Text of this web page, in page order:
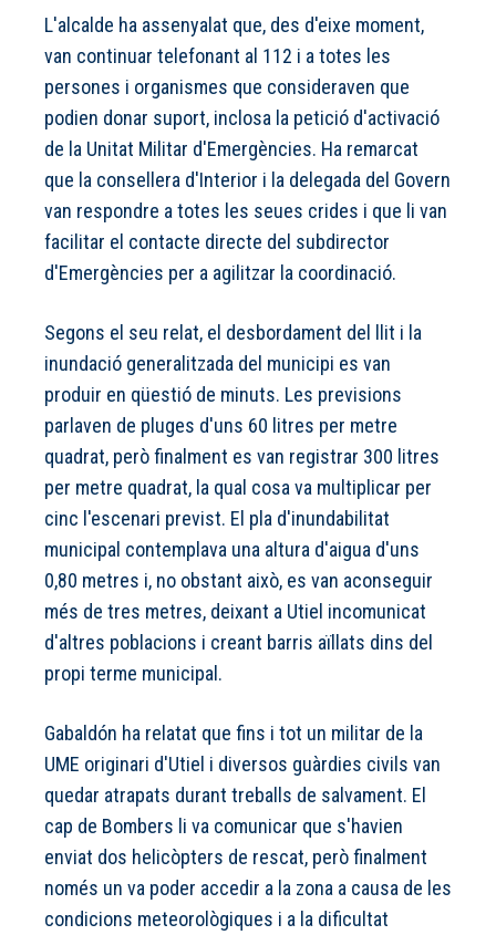
L'alcalde ha assenyalat que, des d'eixe moment,
van continuar telefonant al 112 i a totes les
persones i organismes que consideraven que
podien donar suport, inclosa la petició d'activació
de la Unitat Militar d'Emergències. Ha remarcat
que la consellera d'Interior i la delegada del Govern
van respondre a totes les seues crides i que li van
facilitar el contacte directe del subdirector
d'Emergències per a agilitzar la coordinació.
Segons el seu relat, el desbordament del llit i la
inundació generalitzada del municipi es van
produir en qüestió de minuts. Les previsions
parlaven de pluges d'uns 60 litres per metre
quadrat, però finalment es van registrar 300 litres
per metre quadrat, la qual cosa va multiplicar per
cinc l'escenari previst. El pla d'inundabilitat
municipal contemplava una altura d'aigua d'uns
0,80 metres i, no obstant això, es van aconseguir
més de tres metres, deixant a Utiel incomunicat
d'altres poblacions i creant barris aïllats dins del
propi terme municipal.
Gabaldón ha relatat que fins i tot un militar de la
UME originari d'Utiel i diversos guàrdies civils van
quedar atrapats durant treballs de salvament. El
cap de Bombers li va comunicar que s'havien
enviat dos helicòpters de rescat, però finalment
només un va poder accedir a la zona a causa de les
condicions meteorològiques i a la dificultat